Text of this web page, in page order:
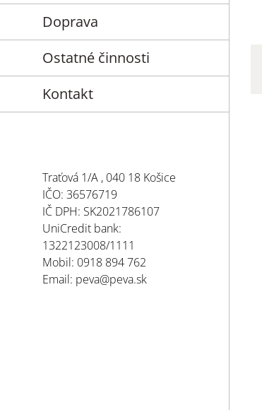
Doprava
Ostatné činnosti
Kontakt
Traťová 1/A , 040 18 Košice
IČO: 36576719
IČ DPH: SK2021786107
UniCredit bank:
1322123008/1111
Mobil: 0918 894 762
Email: peva@peva.sk